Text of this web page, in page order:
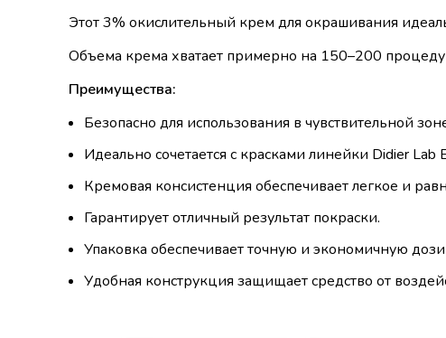
Этот 3% окислительный крем для окрашивания
Объема крема хватает примерно на 150–200
Преимущества:
Безопасно для использования в чувствительной
Идеально сочетается с красками линейки Didier Lab
Кремовая консистенция обеспечивает легкое и
Гарантирует отличный результат покраски.
Упаковка обеспечивает точную и экономичную
Удобная конструкция защищает средство от